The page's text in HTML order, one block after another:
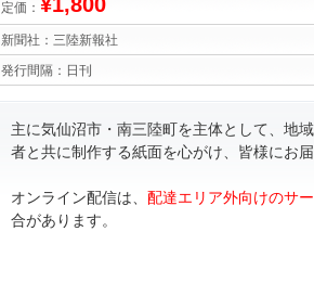
定価：
新聞社： 三陸新報社
発行間隔： 日刊
主に気仙沼市・南三陸町を主体として、地
者と共に制作する紙面を心がけ、皆様にお届
オンライン配信は、 配達エリア外向けのサ
合があります。